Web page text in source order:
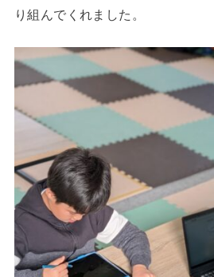
り組んでくれました。